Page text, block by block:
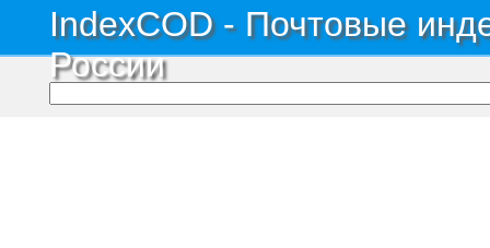
IndexCOD - Почтовые
России